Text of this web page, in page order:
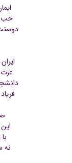
تماشایی
جستجو
حب
عزت
نه